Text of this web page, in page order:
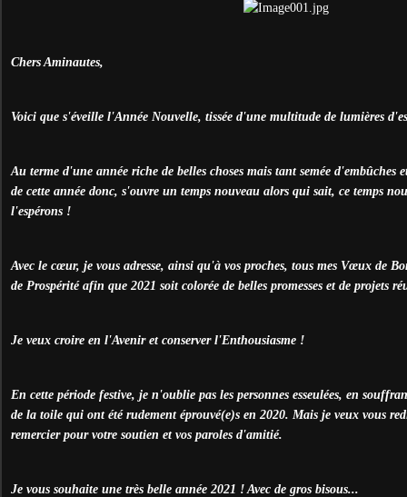
Chers Aminautes,
Voici que s'éveille l'Année Nouvelle, tissée d'une multitude de lumières
Au terme d'une année riche de belles choses mais tant semée d'embûches
de cette année donc, s'ouvre un temps nouveau alors qui sait, ce temps
l'espérons !
Avec le cœur, je vous adresse, ainsi qu'à vos proches, tous mes Vœux de
de Prospérité afin que 2021 soit colorée de belles promesses et de projets
Je veux croire en l'Avenir et conserver l'Enthousiasme !
En cette période festive, je n'oublie pas les personnes esseulées, en
de la toile qui ont été rudement éprouvé(e)s en 2020. Mais je veux vous
remercier pour votre soutien et vos paroles d'amitié.
Je vous souhaite une très belle année 2021 ! Avec de gros bisous...